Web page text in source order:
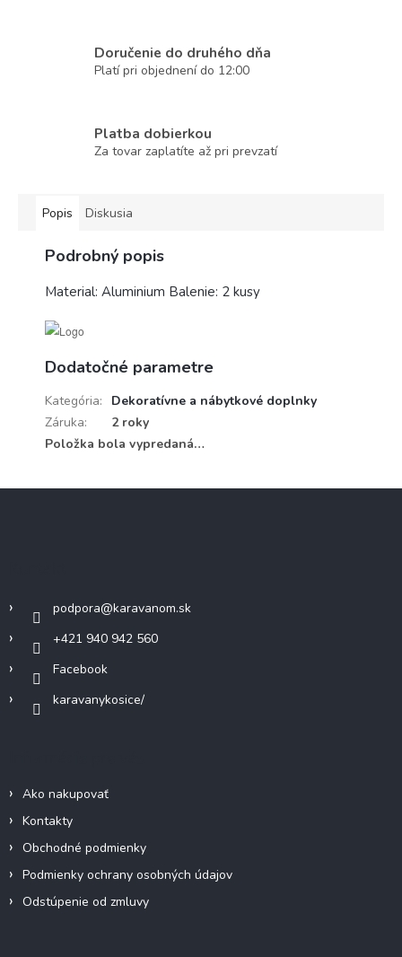
Doručenie do druhého dňa
Platí pri objednení do 12:00
Platba dobierkou
Za tovar zaplatíte až pri prevzatí
Popis Diskusia
Podrobný popis
Material: Aluminium Balenie: 2 kusy
Dodatočné parametre
Kategória:
Dekoratívne a nábytkové doplnky
Záruka:
2 roky
Položka bola vypredaná…
podpora@karavanom.sk
+421 940 942 560
Facebook
karavanykosice/
Ako nakupovať
Kontakty
Obchodné podmienky
Podmienky ochrany osobných údajov
Odstúpenie od zmluvy